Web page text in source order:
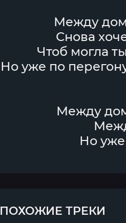
Между
Снова
Чтоб могла
Но уже по
Между
Но
ПОХОЖИЕ ТРЕКИ